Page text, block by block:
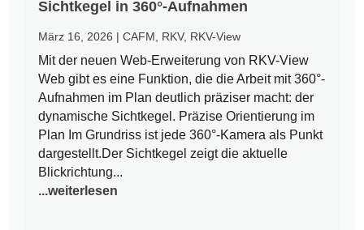
Sichtkegel in 360°-Aufnahmen
März 16, 2026 |CAFM RKV, RKV-View
Mit der neuen Web-Erweiterung von RKV-View
Web gibt es eine Funktion, die die Arbeit mit 360°-
Aufnahmen im Plan deutlich präziser macht: der
dynamische Sichtkegel. Präzise Orientierung im
Plan Im Grundriss ist jede 360°-Kamera als Punkt
dargestellt.Der Sichtkegel zeigt die aktuelle
Blickrichtung...
...weiterlesen